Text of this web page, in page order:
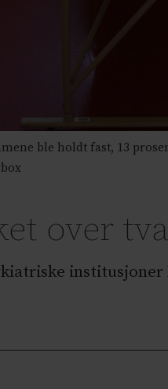
ble holdt fast, 13
over